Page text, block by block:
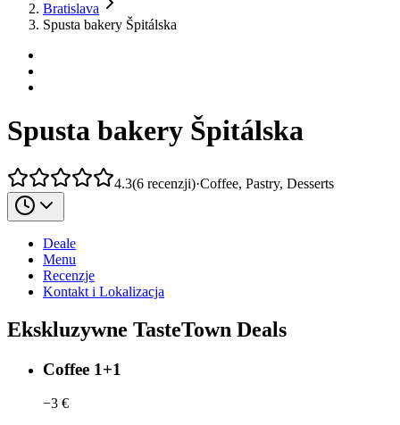
Bratislava
Spusta bakery Špitálska
Spusta bakery Špitálska
4.3(6 recenzji)·Coffee, Pastry, Desserts
Deale
Menu
Recenzje
Kontakt i Lokalizacja
Ekskluzywne TasteTown Deals
Coffee 1+1
−3 €